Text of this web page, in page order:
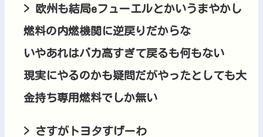
> 欧州も結局eフューエルとかいうまやかし
燃料の内燃機関に逆戻りだからな
いやあれはバカ高すぎて戻るも何もない
現実にやるのかも疑問だがやったとしても大
金持ち専用燃料でしか無い
> さすがトヨタすげーわ